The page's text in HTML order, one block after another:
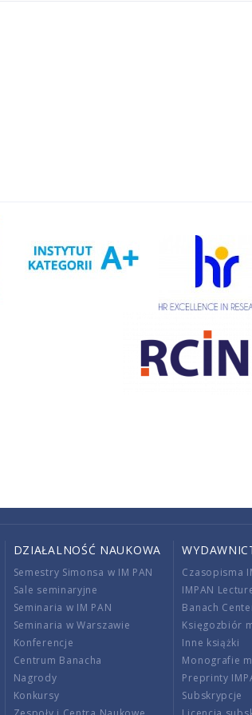
DZIAŁALNOŚĆ NAUKOWA
Semestry Simonsa w IM PAN
Sale seminaryjne
Seminaria w IM PAN
Seminaria w Warszawie
Konferencje
Centrum Banacha
Nagrody
Konkursy
Czasopisma
IMPAN
Banach
Księgozbiór
Inne książki
Monografie
Preprinty
Subskrypcje